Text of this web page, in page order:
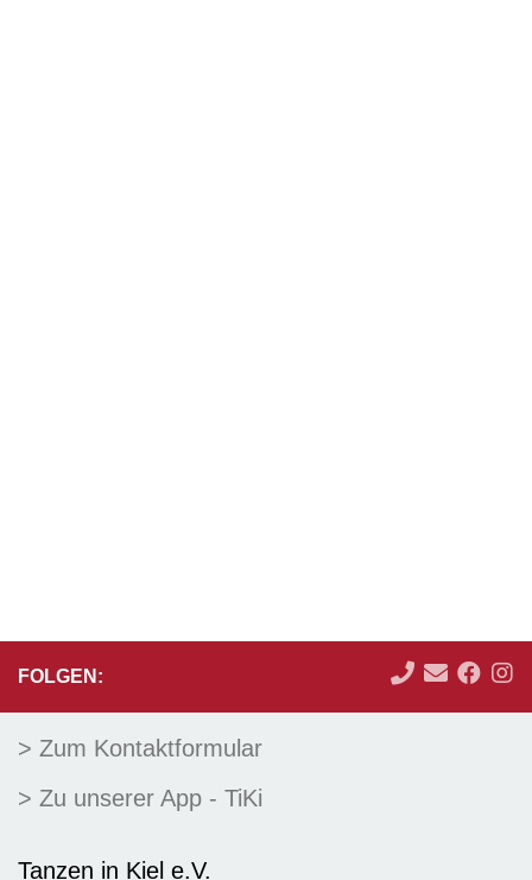
FOLGEN:
> Zum Kontaktformular
> Zu unserer App - TiKi
Tanzen in Kiel e.V.